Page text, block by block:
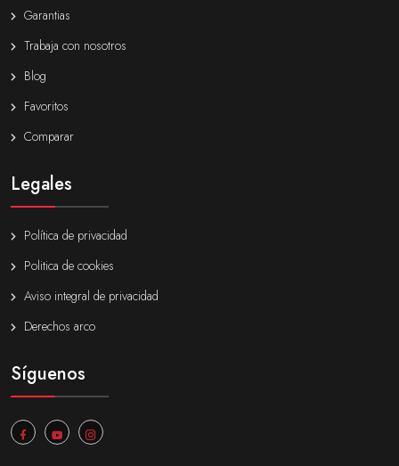
Garantias
Trabaja con nosotros
Blog
Favoritos
Comparar
Legales
Política de privacidad
Politica de cookies
Aviso integral de privacidad
Derechos arco
Síguenos